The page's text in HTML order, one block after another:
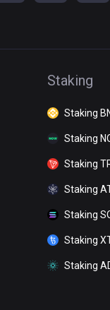
Staking
Staking
Staking
Staking
Staking
Staking
Staking
Staking